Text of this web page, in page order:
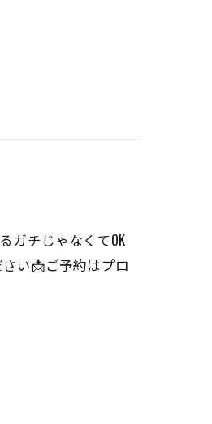
チじゃなくてOK
い📩ご予約はプロ